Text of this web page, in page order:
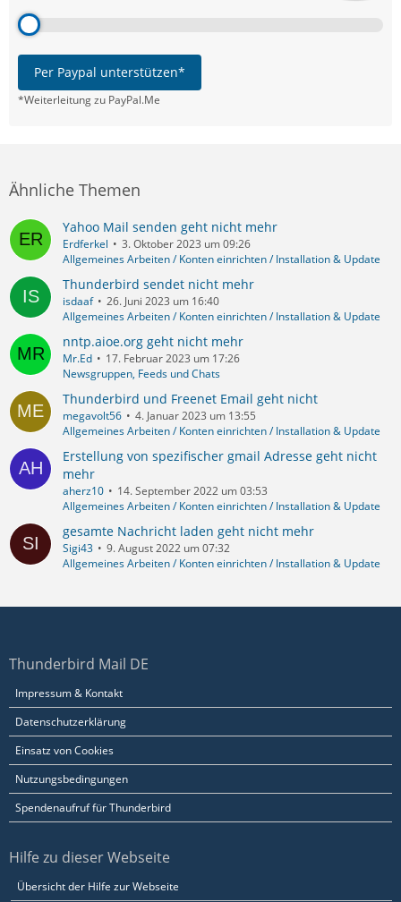
Per Paypal unterstützen*
*Weiterleitung zu PayPal.Me
Ähnliche Themen
Yahoo Mail senden geht nicht mehr
Erdferkel
3. Oktober 2023 um 09:26
Allgemeines Arbeiten / Konten einrichten / Installation & Update
Thunderbird sendet nicht mehr
isdaaf
26. Juni 2023 um 16:40
Allgemeines Arbeiten / Konten einrichten / Installation & Update
nntp.aioe.org geht nicht mehr
Mr.Ed
17. Februar 2023 um 17:26
Newsgruppen, Feeds und Chats
Thunderbird und Freenet Email geht nicht
megavolt56
4. Januar 2023 um 13:55
Allgemeines Arbeiten / Konten einrichten / Installation & Update
Erstellung von spezifischer gmail Adresse geht nicht
mehr
aherz10
14. September 2022 um 03:53
Allgemeines Arbeiten / Konten einrichten / Installation & Update
gesamte Nachricht laden geht nicht mehr
Sigi43
9. August 2022 um 07:32
Allgemeines Arbeiten / Konten einrichten / Installation & Update
Thunderbird Mail DE
Impressum & Kontakt
Datenschutzerklärung
Einsatz von Cookies
Nutzungsbedingungen
Spendenaufruf für Thunderbird
Hilfe zu dieser Webseite
Übersicht der Hilfe zur Webseite